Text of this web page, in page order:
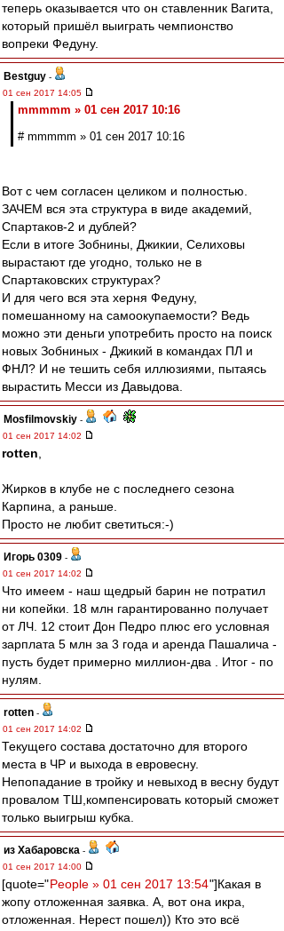
теперь оказывается что он ставленник Вагита,
который пришёл выиграть чемпионство
вопреки Федуну.
Bestguy -
01 сен 2017 14:05
mmmmm » 01 сен 2017 10:16
# mmmmm » 01 сен 2017 10:16
Вот с чем согласен целиком и полностью.
ЗАЧЕМ вся эта структура в виде академий,
Спартаков-2 и дублей?
Если в итоге Зобнины, Джикии, Селиховы
вырастают где угодно, только не в
Спартаковских структурах?
И для чего вся эта херня Федуну,
помешанному на самоокупаемости? Ведь
можно эти деньги употребить просто на поиск
новых Зобниных - Джикий в командах ПЛ и
ФНЛ? И не тешить себя иллюзиями, пытаясь
вырастить Месси из Давыдова.
Mosfilmovskiy -
01 сен 2017 14:02
rotten
Жирков в клубе не с последнего сезона
Карпина, а раньше.
Просто не любит светиться:-)
Игорь 0309 -
01 сен 2017 14:02
Что имеем - наш щедрый барин не потратил
ни копейки. 18 млн гарантированно получает
от ЛЧ. 12 стоит Дон Педро плюс его условная
зарплата 5 млн за 3 года и аренда Пашалича -
пусть будет примерно миллион-два . Итог - по
нулям.
rotten -
01 сен 2017 14:02
Текущего состава достаточно для второго
места в ЧР и выхода в евровесну.
Непопадание в тройку и невыход в весну будут
провалом ТШ,компенсировать который сможет
только выигрыш кубка.
из Хабаровска -
01 сен 2017 14:00
[quote="People » 01 сен 2017 13:54"]Какая в
жопу отложенная заявка. А, вот она икра,
отложенная. Нерест пошел)) Кто это всё